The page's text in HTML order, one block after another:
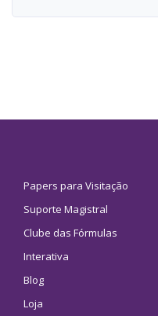
Papers para Visitação
Suporte Magistral
Clube das Fórmulas
Interativa
Blog
Loja